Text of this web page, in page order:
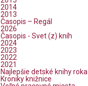
2014
2013
Časopis – Regál
2026
Časopis - Svet (z) kníh
2024
2023
2022
2021
Najlepšie detské knihy roka
Kroniky knižnice